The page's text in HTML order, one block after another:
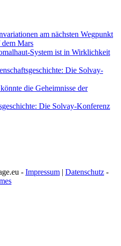
am nächsten Wegpunkt
Mars
System ist in Wirklichkeit
Die Solvay-
die Geheimnisse der
Die Solvay-Konferenz
- Impressum | Datenschutz -